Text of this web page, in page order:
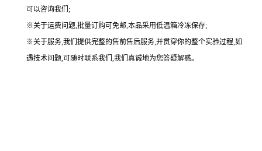
可以咨询我们;
※关于运费问题,批量订购可免邮,本品采用低温箱冷冻保存;
※关于服务,我们提供完整的售前售后服务,并贯穿你的整个实验过程,如
遇技术问题,可随时联系我们,我们真诚地为您答疑解惑。